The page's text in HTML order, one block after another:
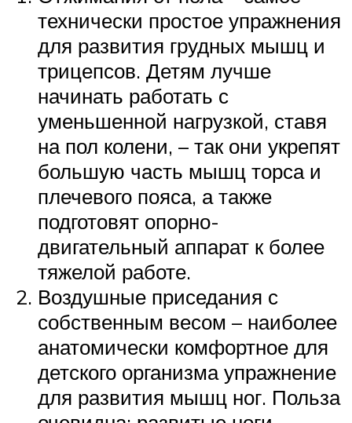
технически простое упражнения
для развития грудных мышц и
трицепсов. Детям лучше
начинать работать с
уменьшенной нагрузкой, ставя
на пол колени, – так они укрепят
большую часть мышц торса и
плечевого пояса, а также
подготовят опорно-
двигательный аппарат к более
тяжелой работе.
Воздушные приседания с
собственным весом – наиболее
анатомически комфортное для
детского организма упражнение
для развития мышц ног. Польза